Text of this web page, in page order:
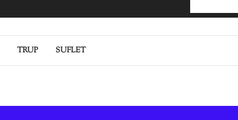
TRUP SUFLET